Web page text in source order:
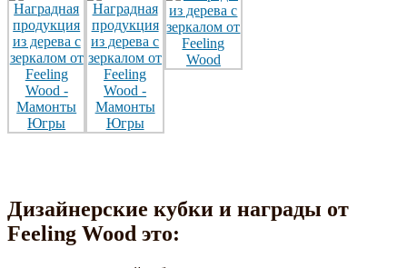
Дизайнерские кубки и награды от
Feeling Wood это: